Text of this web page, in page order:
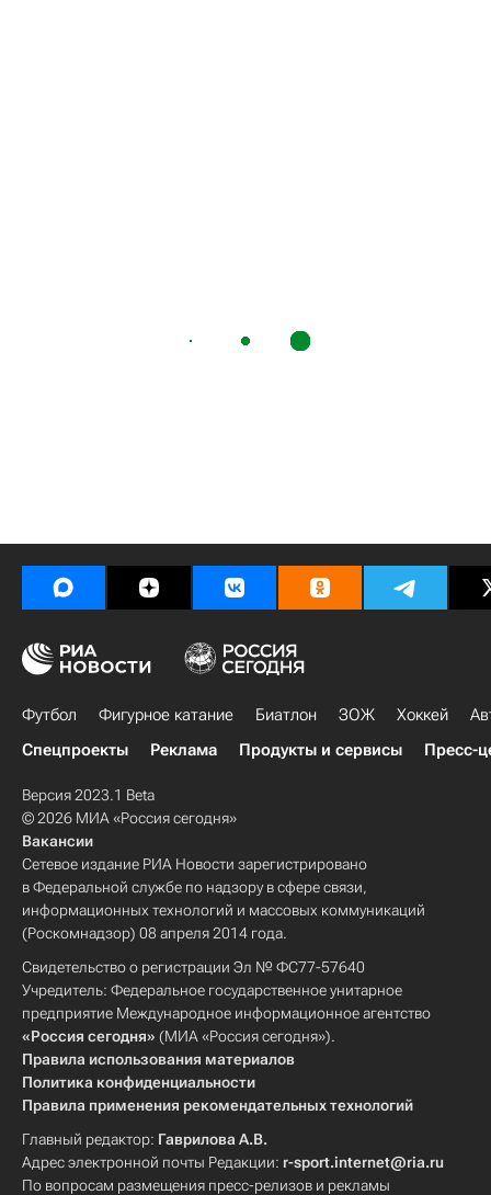
Футбол Фигурное катание Биатлон ЗОЖ Хоккей
Спецпроекты
Реклама Продукты и сервисы Пресс-
Версия 2023.1 Beta
© 2026 МИА «Россия сегодня»
Вакансии
Сетевое издание РИА Новости зарегистрировано
в Федеральной службе по надзору в сфере связи,
информационных технологий и массовых коммуникаций
(Роскомнадзор) 08 апреля 2014 года.
Свидетельство о регистрации Эл № ФС77-57640
Учредитель: Федеральное государственное унитарное
предприятие Международное информационное агентство
«Россия сегодня» (МИА «Россия сегодня»).
Правила использования материалов
Политика конфиденциальности
Правила применения рекомендательных технологий
Главный редактор: Гаврилова А.В.
Адрес электронной почты Редакции: r-sport.internet@ria.ru
По вопросам размещения пресс-релизов и рекламы